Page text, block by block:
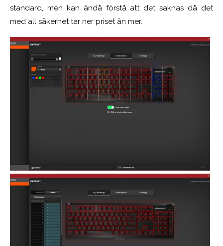
standard, men kan ändå förstå att det saknas då det
med all säkerhet tar ner priset än mer.